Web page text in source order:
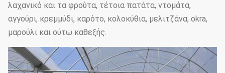
λαχανικό και τα φρούτα, τέτοια πατάτα, ντομάτα,
αγγούρι, κρεμμύδι, καρότο, κολοκύθια, μελιτζάνα, okra,
μαρούλι και ούτω καθεξής.